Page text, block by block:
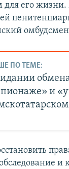
для его
ПО ТЕМЕ:
и